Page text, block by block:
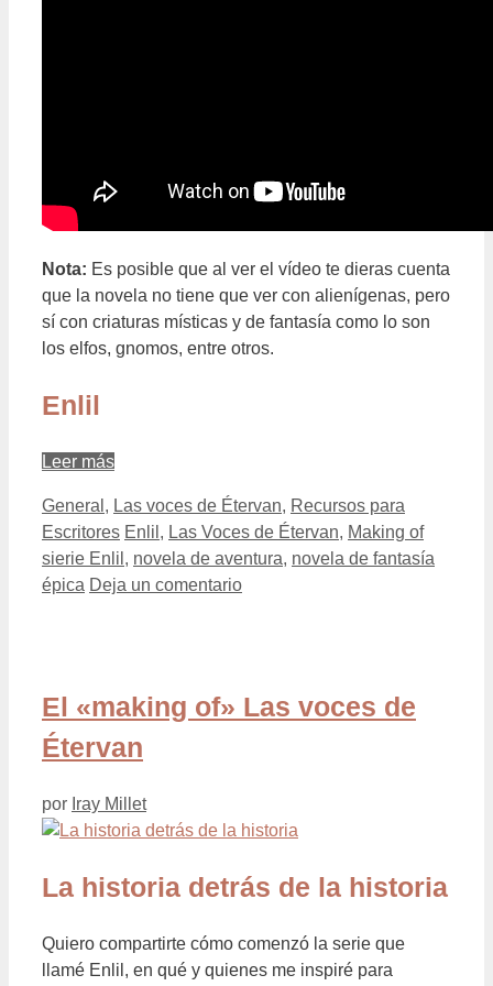
Nota: Es posible que al ver el vídeo te dieras cuenta
que la novela no tiene que ver con alienígenas, pero
sí con criaturas místicas y de fantasía como lo son
los elfos, gnomos, entre otros.
Enlil
Leer más
Categorías
General , Las voces de Étervan, Recursos para
Escritores Etiquetas
Enlil , Las Voces de Étervan, Making of
sierie Enlil , novela de aventura, novela de fantasía
épica Deja un comentario
El «making of» Las voces de
Étervan
por Iray Millet
La historia detrás de la historia
Quiero compartirte cómo comenzó la serie que
llamé Enlil, en qué y quienes me inspiré para